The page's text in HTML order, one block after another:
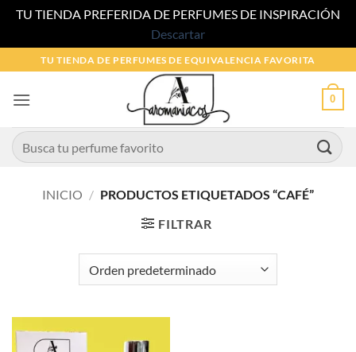
TU TIENDA PREFERIDA DE PERFUMES DE INSPIRACIÓN
Descartar
al
contenido
TU TIENDA DE PERFUMES DE EQUIVALENCIA FAVORITA
0
Buscar
por:
INICIO / PRODUCTOS ETIQUETADOS “CAFÉ”
FILTRAR